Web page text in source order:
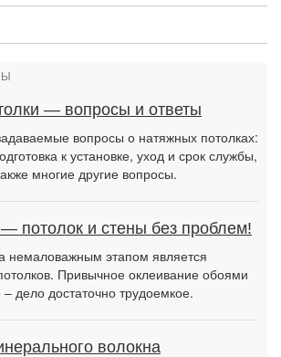
— вопросы и ответы
вопросы о натяжных потолках:
к установке, уход и срок службы,
многие другие вопросы.
потолок и стены без проблем!
немаловажным этапом является
Привычное оклеивание обоями
дело достаточно трудоемкое.
волокна